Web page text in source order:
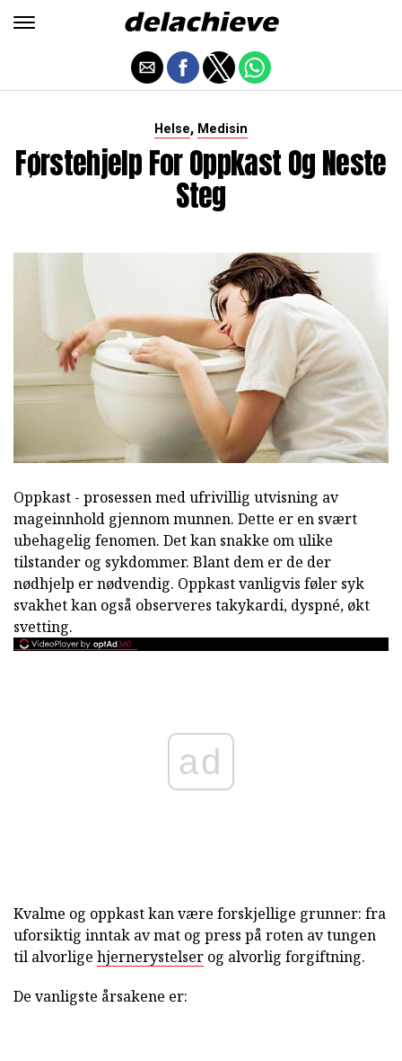
Helse, Medisin
Førstehjelp For Oppkast Og Neste
Steg
Oppkast - prosessen med ufrivillig utvisning av
mageinnhold gjennom munnen. Dette er en svært
ubehagelig fenomen. Det kan snakke om ulike
tilstander og sykdommer. Blant dem er de der
nødhjelp er nødvendig. Oppkast vanligvis føler syk
svakhet kan også observeres takykardi, dyspné, økt
svetting.
ad
Kvalme og oppkast kan være forskjellige grunner: fra
uforsiktig inntak av mat og press på roten av tungen
til alvorlige hjernerystelser og alvorlig forgiftning.
De vanligste årsakene er: